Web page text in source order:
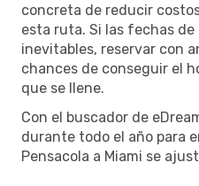
concreta de reducir
esta ruta. Si las fechas
inevitables, reservar con
chances de conseguir el
que se llene.
Con el buscador de
durante todo el año para
Pensacola a Miami se